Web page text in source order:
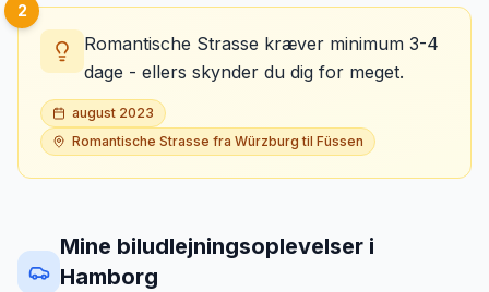
2
Romantische Strasse kræver minimum 3-4
dage - ellers skynder du dig for meget.
august 2023
Romantische Strasse fra Würzburg til Füssen
Mine biludlejningsoplevelser i
Hamborg